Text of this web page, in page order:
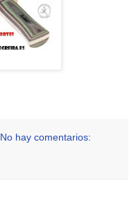
No hay comentarios: